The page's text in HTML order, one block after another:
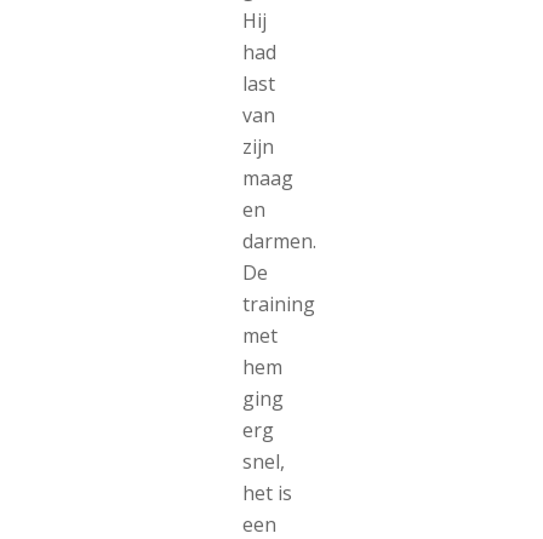
Hij
had
last
van
zijn
maag
en
darmen.
De
training
met
hem
ging
erg
snel,
het is
een